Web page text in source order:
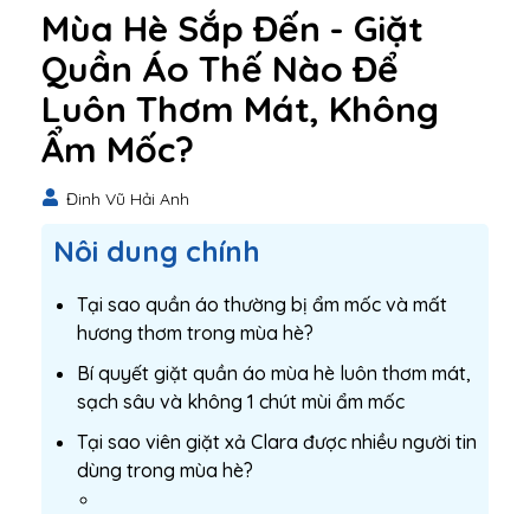
Mùa Hè Sắp Đến - Giặt
Quần Áo Thế Nào Để
Luôn Thơm Mát, Không
Ẩm Mốc?
Đinh Vũ Hải Anh
Nôi dung chính
Tại sao quần áo thường bị ẩm mốc và mất
hương thơm trong mùa hè?
Bí quyết giặt quần áo mùa hè luôn thơm mát,
sạch sâu và không 1 chút mùi ẩm mốc
Tại sao viên giặt xả Clara được nhiều người tin
dùng trong mùa hè?